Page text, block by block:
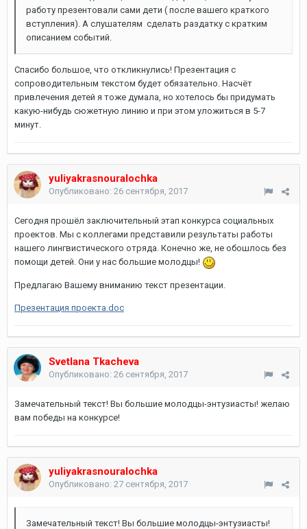
работу презентовали сами дети ( после вашего краткого
вступления). А слушателям сделать раздатку с кратким
описанием событий.
Спасибо большое, что откликнулись! Презентация с
сопроводительным текстом будет обязательно. Насчёт
привлечения детей я тоже думала, но хотелось бы придумать
какую-нибудь сюжетную линию и при этом уложиться в 5-7
минут.
yuliyakrasnouralochka
Опубликовано: 26 сентября, 2017
Сегодня прошёл заключительный этап конкурса социальных
проектов. Мы с коллегами представили результаты работы
нашего лингвистического отряда. Конечно же, не обошлось без
помощи детей. Они у нас большие молодцы!
Предлагаю Вашему вниманию текст презентации.
Презентация проекта.doc
Svetlana Tkacheva
Опубликовано: 26 сентября, 2017
Замечательный текст! Вы большие молодцы-энтузиасты! желаю
вам победы на конкурсе!
yuliyakrasnouralochka
Опубликовано: 27 сентября, 2017
Замечательный текст! Вы большие молодцы-энтузиасты!